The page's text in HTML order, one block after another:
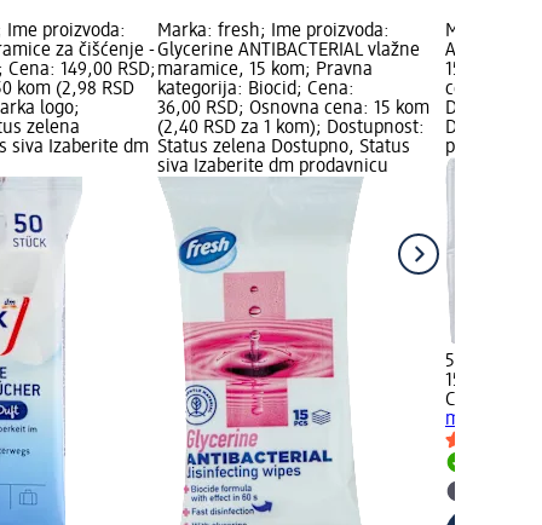
Ime proizvoda:
za čišćenje -
149,00 RSD;
kom (2,98 RSD
logo;
zelena
siva Izaberite dm
Marka: fresh; Ime proizvoda:
Glycerine ANTIBACTERIAL vlažne
maramice, 15 kom; Pravna
kategorija: Biocid; Cena:
36,00 RSD; Osnovna cena: 15 kom
(2,40 RSD za 1 kom); Dostupnost:
Status zelena Dostupno, Status
siva Izaberite dm prodavnicu
Marka:
15 kom;
cena: 15
Dostupno,
prodavnicu
50,00 RSD
15 kom
Cleanic
maramice,